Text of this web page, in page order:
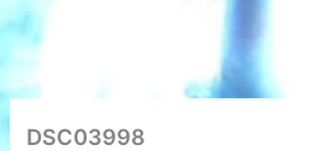
DSC03998